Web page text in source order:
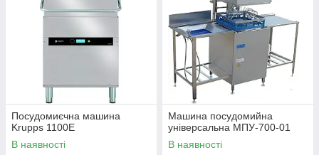
Посудомиєчна машина
Krupps 1100E
В наявності
Машина посудомийна
універсальна МПУ-700-01
В наявності